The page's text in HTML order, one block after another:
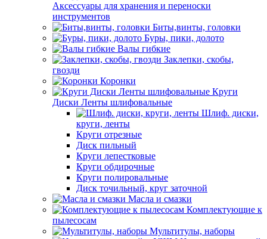
Аксессуары для хранения и переноски
инструментов
Биты,винты, головки
Буры, пики, долото
Валы гибкие
Заклепки, скобы,
гвозди
Коронки
Круги
Диски Ленты шлифовальные
Шлиф. диски,
круги, ленты
Круги отрезные
Диск пильный
Круги лепестковые
Круги обдирочные
Круги полировальные
Диск точильный, круг заточной
Масла и смазки
Комплектующие к
пылесосам
Мультитулы, наборы